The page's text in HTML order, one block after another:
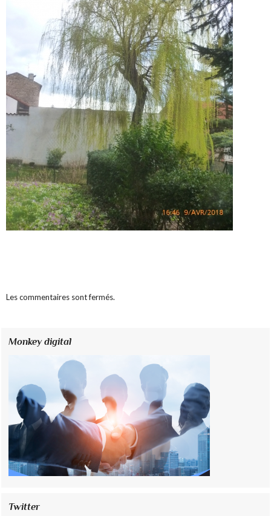
Les commentaires sont fermés.
Monkey digital
Twitter